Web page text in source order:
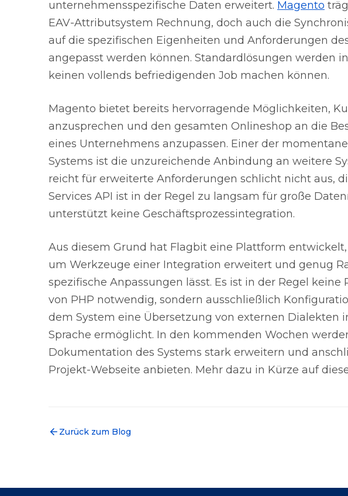
unternehmensspezifische Daten erweitert. Magento
EAV-Attributsystem Rechnung, doch auch die
auf die spezifischen Eigenheiten und Anforderungen
angepasst werden können. Standardlösungen werden
keinen vollends befriedigenden Job machen können.
Magento bietet bereits hervorragende Möglichkeiten,
anzusprechen und den gesamten Onlineshop an die
eines Unternehmens anzupassen. Einer der
Systems ist die unzureichende Anbindung an weitere
reicht für erweiterte Anforderungen schlicht nicht aus,
Services API ist in der Regel zu langsam für große
unterstützt keine Geschäftsprozessintegration.
Aus diesem Grund hat Flagbit eine Plattform
um Werkzeuge einer Integration erweitert und genug
spezifische Anpassungen lässt. Es ist in der Regel keine
von PHP notwendig, sondern ausschließlich
dem System eine Übersetzung von externen Dialekten
Sprache ermöglicht. In den kommenden Wochen
Dokumentation des Systems stark erweitern und
Projekt-Webseite anbieten. Mehr dazu in Kürze auf
Zurück zum Blog